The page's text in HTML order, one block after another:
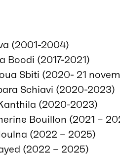
(2001-2004)
Boodi (2017-2021)
Sbiti (2020- 21
Schiavi (2020-2023)
(2020-2023)
Bouillon (2021 –
(2022 – 2025)
(2022 – 2025)